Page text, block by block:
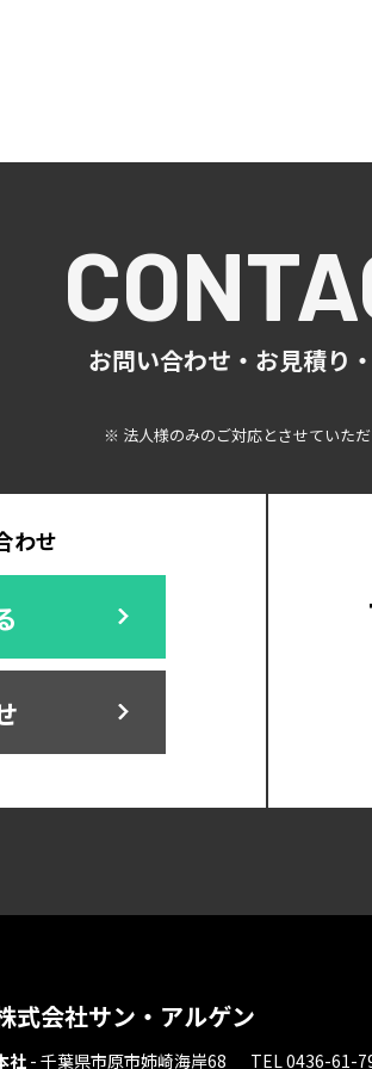
お問い合わせ・お見積り
※ 法人様のみのご対応とさせていただ
わせ
式会社サン・アルゲン
社 - 千葉県市原市姉崎海岸68 TEL 0436-61-